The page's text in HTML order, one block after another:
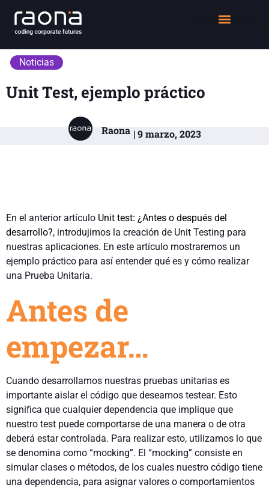
Noticias
Unit Test, ejemplo práctico
Raona | 9 marzo, 2023
En el anterior artículo Unit test: ¿Antes o después del
desarrollo?, introdujimos la creación de Unit Testing para
nuestras aplicaciones. En este artículo mostraremos un
ejemplo práctico para así entender qué es y cómo realizar
una Prueba Unitaria.
Antes de
empezar…
Cuando desarrollamos nuestras pruebas unitarias es
importante aislar el código que deseamos testear. Esto
significa que cualquier dependencia que implique que
nuestro test puede comportarse de una manera o de otra
deberá estar controlada. Para realizar esto, utilizamos lo que
se denomina como “mocking”. El “mocking” consiste en
simular clases o métodos, de los cuales nuestro código tiene
una dependencia, para asignar valores o comportamientos